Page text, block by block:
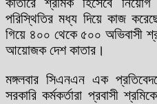
পরিস্থিতির মধ্য দিয়ে কাজ
গিয়ে ৪০০ থেকে ৫০০ অভিবাসী
আয়োজক দেশ কাতার।
মঙ্গলবার সিএনএন এক
সরকারি কর্মকর্তারা প্রবাসী